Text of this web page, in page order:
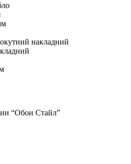
накладний
“Обои Стайл”